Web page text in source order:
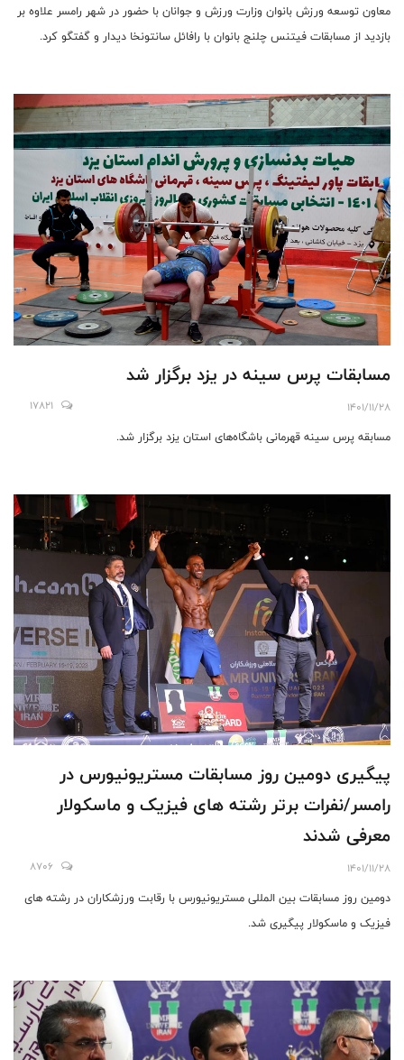
معاون توسعه ورزش بانوان وزارت ورزش و جوانان با حضور در شهر رامسر علاوه بر
بازدید از مسابقات فیتنس چلنج بانوان با رافائل سانتونخا دیدار و گفتگو کرد.
مسابقات پرس سینه در یزد برگزار شد
1401/11/28
17821
مسابقه پرس سینه قهرمانی باشگاه‌های استان یزد برگزار شد.
پیگیری دومین روز مسابقات مستریونیورس در
رامسر/نفرات برتر رشته های فیزیک و ماسکولار
معرفی شدند
1401/11/28
8706
دومین روز مسابقات بین المللی مستریونیورس با رقابت ورزشکاران در رشته های
فیزیک و ماسکولار پیگیری شد.